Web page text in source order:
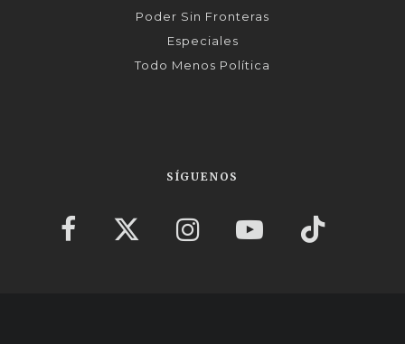
Poder Sin Fronteras
Especiales
Todo Menos Política
SÍGUENOS